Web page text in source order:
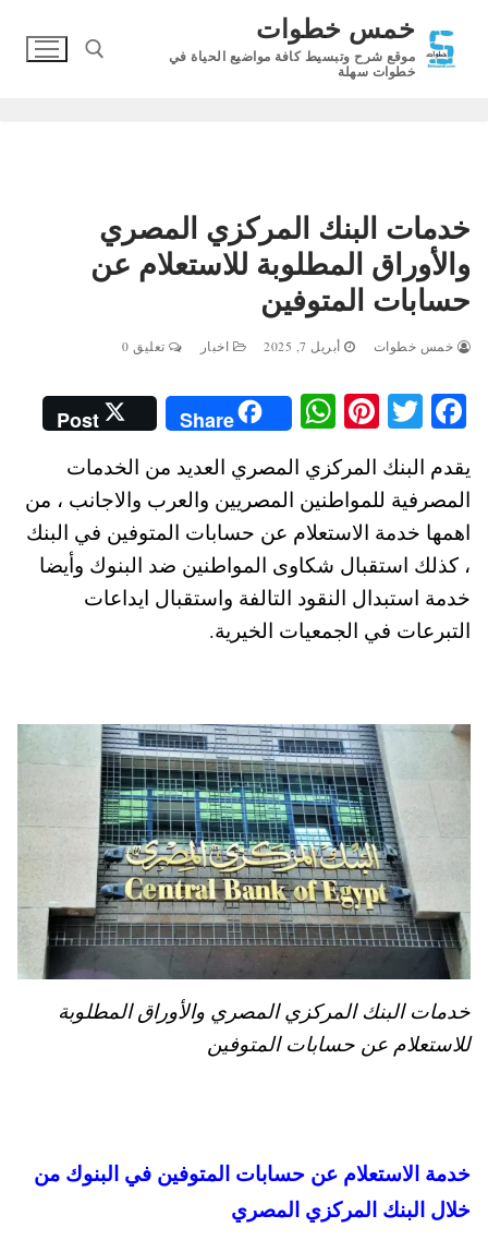
المحتوى
خمس خطوات
موقع شرح وتبسيط كافة مواضيع الحياة في
خطوات سهلة
خدمات البنك المركزي المصري
والأوراق المطلوبة للاستعلام عن
حسابات المتوفين
خمس خطوات أبريل 7, 2025 اخبار تعليق 0
Fa
ce
bo
ok
T
wi
tte
r
Pi
nt
er
es
t
W
ha
ts
A
pp
Share
Post
يقدم البنك المركزي المصري العديد من الخدمات
المصرفية للمواطنين المصريين والعرب والاجانب ، من
اهمها خدمة الاستعلام عن حسابات المتوفين في البنك
، كذلك استقبال شكاوى المواطنين ضد البنوك وأيضا
خدمة استبدال النقود التالفة واستقبال ايداعات
التبرعات في الجمعيات الخيرية.
خدمات البنك المركزي المصري والأوراق المطلوبة
للاستعلام عن حسابات المتوفين
خدمة الاستعلام عن حسابات المتوفين في البنوك من
خلال البنك المركزي المصري